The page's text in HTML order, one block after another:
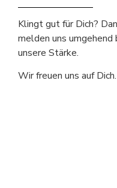
Klingt gut für Dich?
melden uns
unsere Stärke.
Wir freuen uns auf Dich.